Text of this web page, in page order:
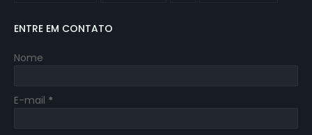
ENTRE EM CONTATO
Nome
E-mail *